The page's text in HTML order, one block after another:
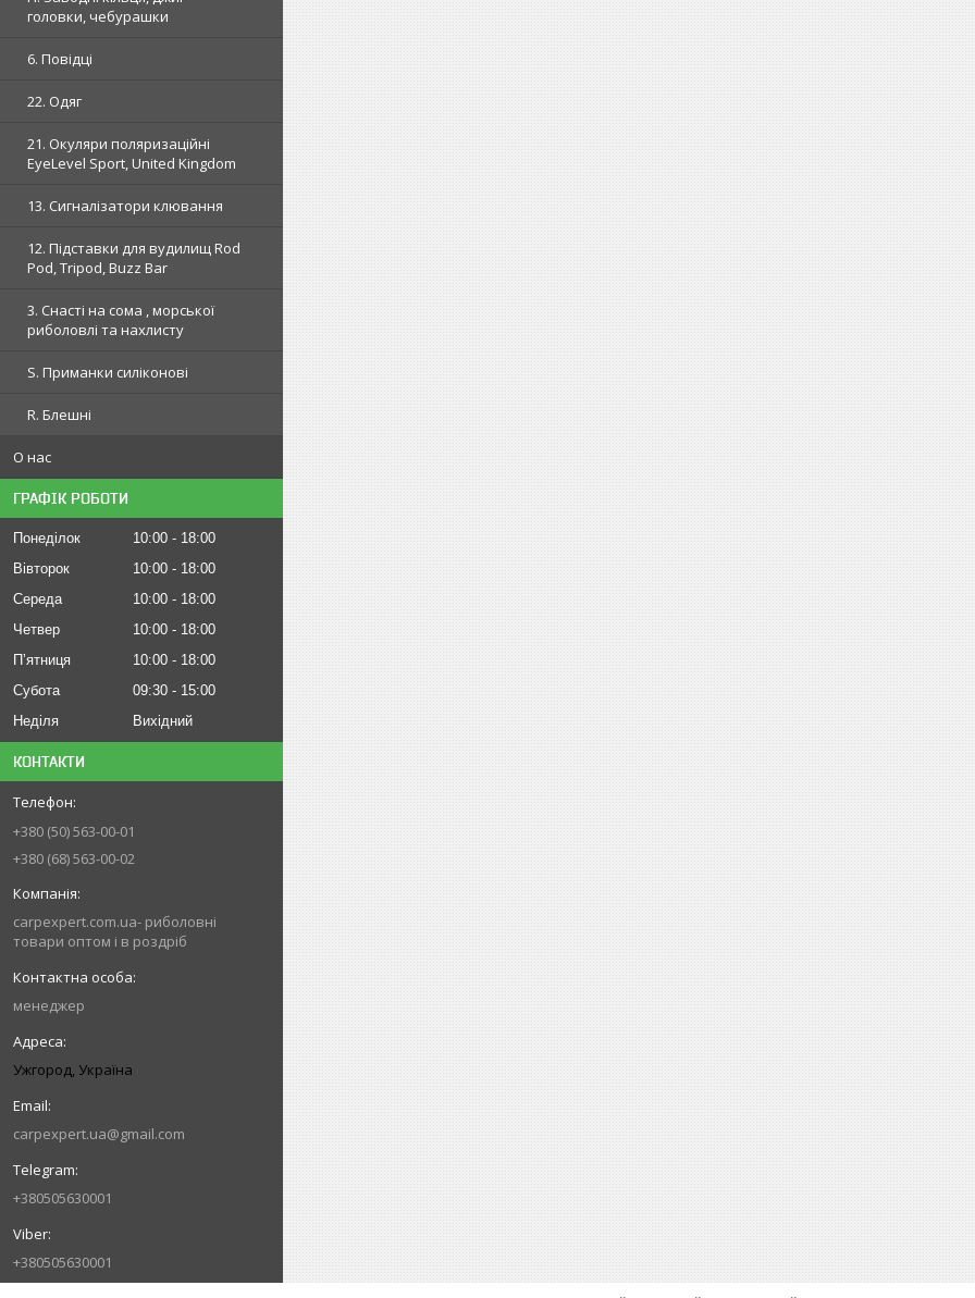
головки, чебурашки
6. Повідці
22. Одяг
21. Окуляри поляризаційні
EyeLevel Sport, United Kingdom
13. Сигналізатори клювання
12. Підставки для вудилищ Rod
Pod, Tripod, Buzz Bar
3. Снасті на сома , морської
риболовлі та нахлисту
S. Приманки силіконові
R. Блешні
О нас
ГРАФІК РОБОТИ
Понеділок 10:00
18:00
Вівторок
10:00
18:00
Середа
10:00
18:00
Четвер
10:00
18:00
Пʼятниця
10:00
18:00
Субота
09:30
15:00
Неділя
Вихідний
КОНТАКТИ
+380 (50) 563-00-01
+380 (68) 563-00-02
carpexpert.com.ua- риболовні
товари оптом і в роздріб
менеджер
Ужгород, Україна
carpexpert.ua@gmail.com
+380505630001
+380505630001